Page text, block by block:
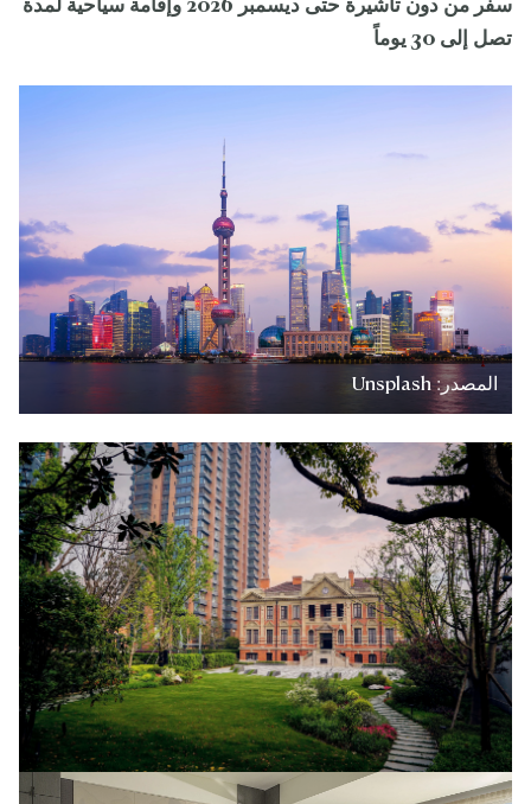
سفر من دون تأشيرة حتى ديسمبر 2026 وإقامة سياحية لمدة
تصل إلى 30 يوماً
المصدر: Unsplash